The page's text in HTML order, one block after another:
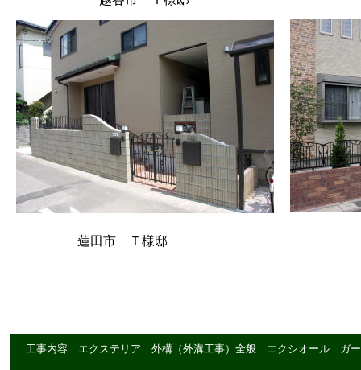
工事内容 エクステリア 外構（外溝工事）全般 エクシオール
蓮田市 Ｔ様邸